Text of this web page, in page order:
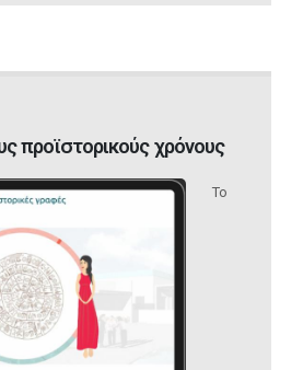
προϊστορικούς χρόνους
Το